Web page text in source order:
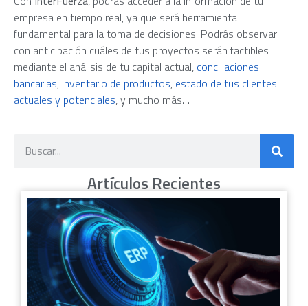
empresa en tiempo real, ya que será herramienta
fundamental para la toma de decisiones. Podrás observar
con anticipación cuáles de tus proyectos serán factibles
mediante el análisis de tu capital actual, conciliaciones
bancarias, inventario de productos, estado de tus clientes
actuales y potenciales, y mucho más…
Artículos Recientes